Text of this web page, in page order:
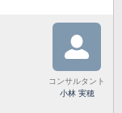
コンサルタント
小林 実穂